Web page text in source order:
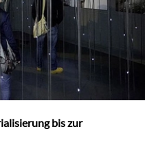
bis zur